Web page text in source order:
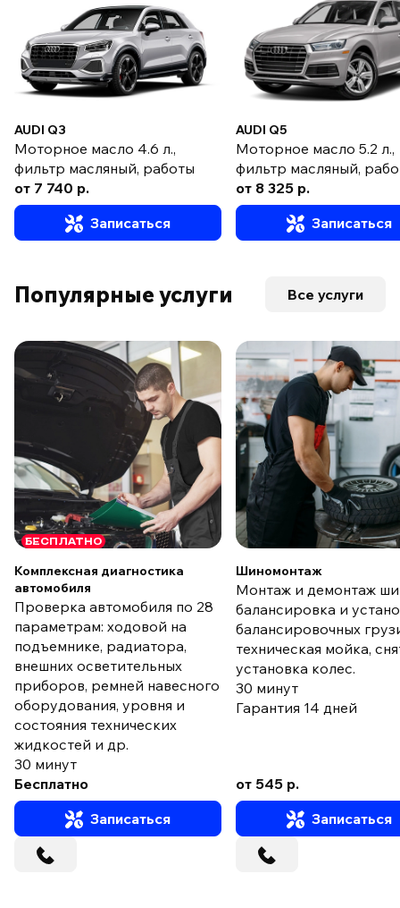
AUDI Q3
Моторное масло 4.6 л.,
фильтр масляный, работы
от 7 740 р.
Записаться
AUDI Q5
Моторное масло 5.2 л.,
фильтр масляный,
от 8 325 р.
Записаться
Популярные услуги Все услуги
БЕСПЛАТНО
Комплексная диагностика
автомобиля
Проверка автомобиля по 28
параметрам: ходовой на
подъемнике, радиатора,
внешних осветительных
приборов, ремней навесного
оборудования, уровня и
состояния технических
жидкостей и др.
30 минут
Бесплатно
Записаться
Шиномонтаж
Монтаж и демонтаж
балансировка и
балансировочных
техническая мойка,
установка колес.
30 минут
Гарантия 14 дней
от 545 р.
Записаться